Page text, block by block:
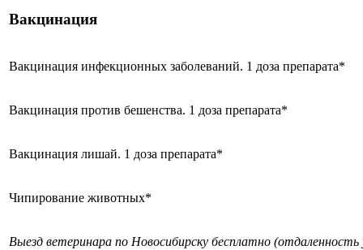
Вакцинация
Вакцинация инфекционных заболеваний. 1 доза препарата*
Вакцинация против бешенства. 1 доза препарата*
Вакцинация лишай. 1 доза препарата*
Чипирование животных*
Выезд ветеринара по Новосибирску бесплатно